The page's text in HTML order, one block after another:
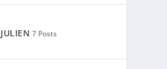
JULIEN 7 Posts